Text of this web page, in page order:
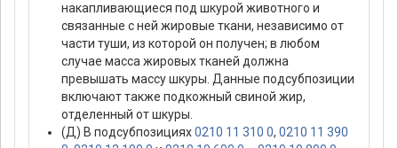
накапливающиеся под шкурой животного и
связанные с ней жировые ткани, независимо от
части туши, из которой он получен; в любом
случае масса жировых тканей должна
превышать массу шкуры. Данные подсубпозиции
включают также подкожный свиной жир,
отделенный от шкуры.
(Д) В подсубпозициях0210 11 310 0, 0210 11 390